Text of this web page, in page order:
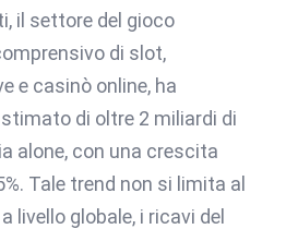
il settore del gioco
di slot,
e casinò online, ha
di oltre 2 miliardi di
alone, con una crescita
Tale trend non si limita al
livello globale, i ricavi del